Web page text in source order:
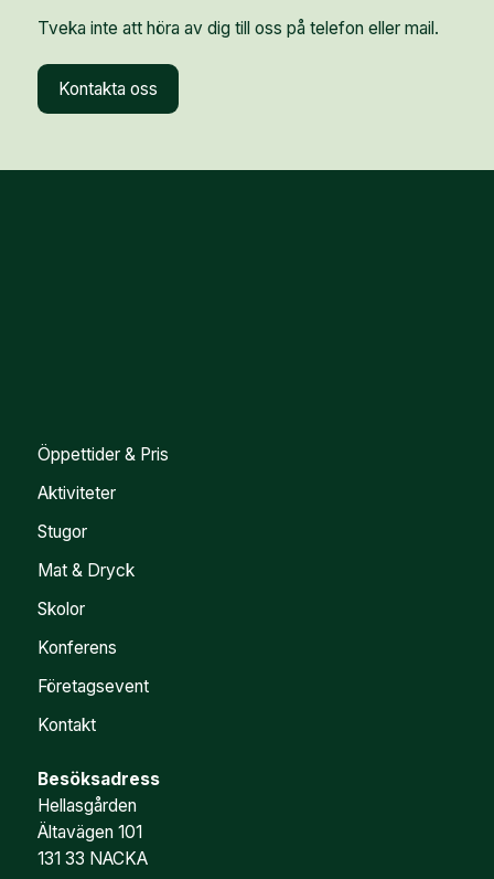
Tveka inte att höra av dig till oss på telefon eller mail.
Kontakta oss
Öppettider & Pris
Aktiviteter
Stugor
Mat & Dryck
Skolor
Konferens
Företagsevent
Kontakt
Besöksadress
Hellasgården
Ältavägen 101
131 33 NACKA